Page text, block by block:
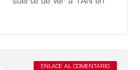
ENLACE AL COMENTARIO